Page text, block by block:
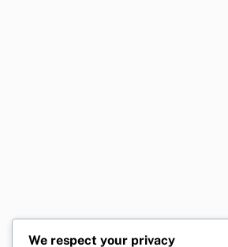
We respect your privacy